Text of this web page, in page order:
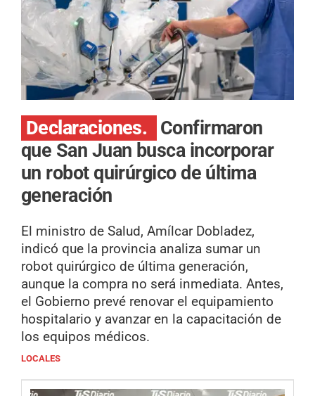
Declaraciones.
Confirmaron
que San Juan busca incorporar
un robot quirúrgico de última
generación
El ministro de Salud, Amílcar Dobladez,
indicó que la provincia analiza sumar un
robot quirúrgico de última generación,
aunque la compra no será inmediata. Antes,
el Gobierno prevé renovar el equipamiento
hospitalario y avanzar en la capacitación de
los equipos médicos.
LOCALES